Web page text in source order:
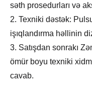
səth prosedurları və
2. Texniki dəstək:
işıqlandırma həllinin
3. Satışdan sonrakı
ömür boyu texniki
cavab.